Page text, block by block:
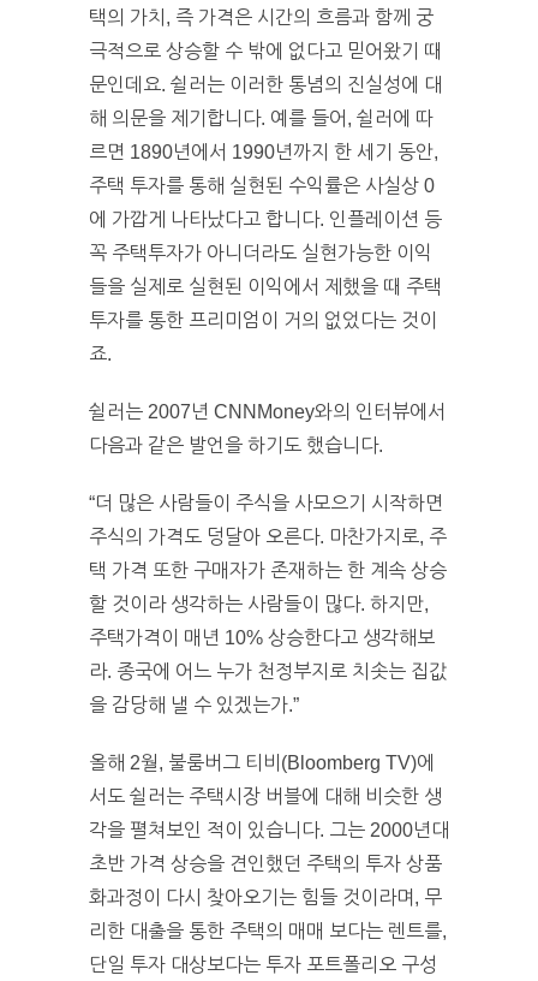
택의 가치, 즉 가격은 시간의 흐름과 함께 궁
극적으로 상승할 수 밖에 없다고 믿어왔기 때
문인데요. 쉴러는 이러한 통념의 진실성에 대
해 의문을 제기합니다. 예를 들어, 쉴러에 따
르면 1890년에서 1990년까지 한 세기 동안,
주택 투자를 통해 실현된 수익률은 사실상 0
에 가깝게 나타났다고 합니다. 인플레이션 등
꼭 주택투자가 아니더라도 실현가능한 이익
들을 실제로 실현된 이익에서 제했을 때 주택
투자를 통한 프리미엄이 거의 없었다는 것이
죠.
쉴러는 2007년 CNNMoney와의 인터뷰에서
다음과 같은 발언을 하기도 했습니다.
“더 많은 사람들이 주식을 사모으기 시작하면
주식의 가격도 덩달아 오른다. 마찬가지로, 주
택 가격 또한 구매자가 존재하는 한 계속 상승
할 것이라 생각하는 사람들이 많다. 하지만,
주택가격이 매년 10% 상승한다고 생각해보
라. 종국에 어느 누가 천정부지로 치솟는 집값
을 감당해 낼 수 있겠는가.”
올해 2월, 불룸버그 티비(Bloomberg TV)에
서도 쉴러는 주택시장 버블에 대해 비슷한 생
각을 펼쳐보인 적이 있습니다. 그는 2000년대
초반 가격 상승을 견인했던 주택의 투자 상품
화과정이 다시 찾아오기는 힘들 것이라며, 무
리한 대출을 통한 주택의 매매 보다는 렌트를,
단일 투자 대상보다는 투자 포트폴리오 구성